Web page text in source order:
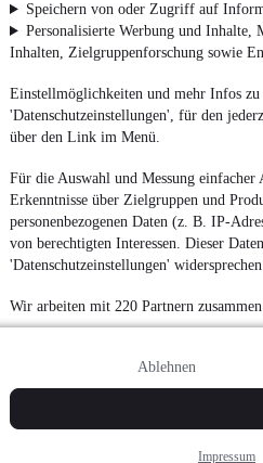
Speichern von oder Zugriff auf
Personalisierte Werbung und Inhalte,
Inhalten, Zielgruppenforschung sowie
Einstellmöglichkeiten und mehr Infos
'Datenschutzeinstellungen', für den
über den Link im Menü.
Für die Auswahl und Messung
Erkenntnisse über Zielgruppen und
personenbezogenen Daten (z. B. IP-
von berechtigten Interessen. Dieser
'Datenschutzeinstellungen'
Wir arbeiten mit 220 Partnern
Ablehnen
Impressum